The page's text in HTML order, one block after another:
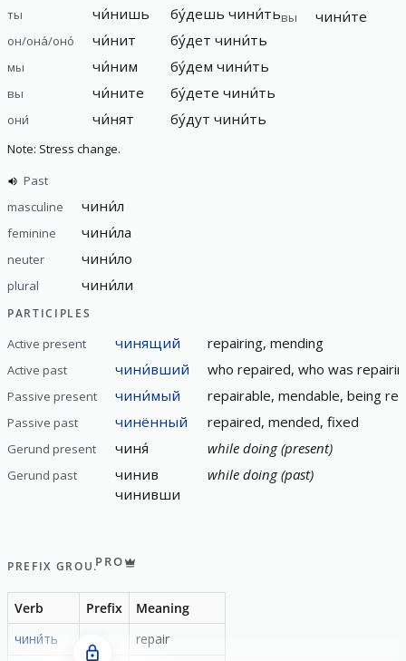
ты чи́нишь бу́дешь чини́ть
он/она́/оно́ чи́нит бу́дет чини́ть
мы чи́ним бу́дем чини́ть
вы чи́ните бу́дете чини́ть
они́ чи́нят бу́дут чини́ть
Note: Stress change.
вы чини́те
Past
masculine
чини́л
feminine чини́ла
neuter чини́ло
plural чини́ли
PARTICIPLES
Active present чинящий repairing, mending
Active past чини́вший who repaired, who was
Passive present чини́мый repairable, mendable, being
Passive past чинённый repaired, mended, fixed
Gerund present чиня́ while doing (present)
Gerund past
чинив
чинивши
while doing (past)
PREFIX GROUPPRO
Verb Prefix
Meaning
чини́ть
repair